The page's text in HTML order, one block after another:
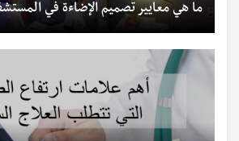
ما هي معايير تصميم الإضاءة في